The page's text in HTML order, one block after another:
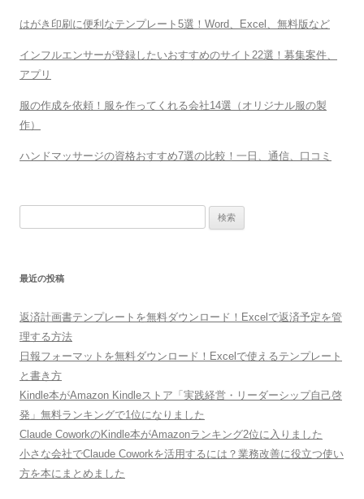
はがき印刷に便利なテンプレート5選！Word、Excel、無料版など
インフルエンサーが登録したいおすすめのサイト22選！募集案件、
アプリ
服の作成を依頼！服を作ってくれる会社14選（オリジナル服の製
作）
ハンドマッサージの資格おすすめ7選の比較！一日、通信、口コミ
最近の投稿
返済計画書テンプレートを無料ダウンロード！Excelで返済予定を管
理する方法
日報フォーマットを無料ダウンロード！Excelで使えるテンプレート
と書き方
Kindle本がAmazon Kindleストア「実践経営・リーダーシップ自己啓
発」無料ランキングで1位になりました
Claude CoworkのKindle本がAmazonランキング2位に入りました
小さな会社でClaude Coworkを活用するには？業務改善に役立つ使い
方を本にまとめました